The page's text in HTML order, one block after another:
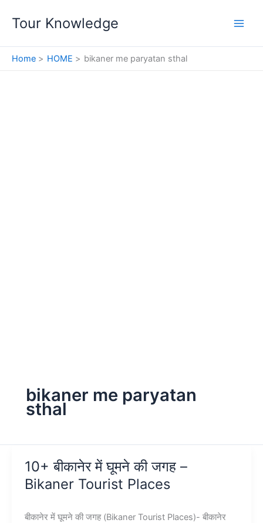
Tour Knowledge
Home HOME bikaner me paryatan sthal
bikaner me paryatan
sthal
10+ बीकानेर में घूमने की जगह –
Bikaner Tourist Places
बीकानेर में घूमने की जगह (Bikaner Tourist Places)- बीकानेर